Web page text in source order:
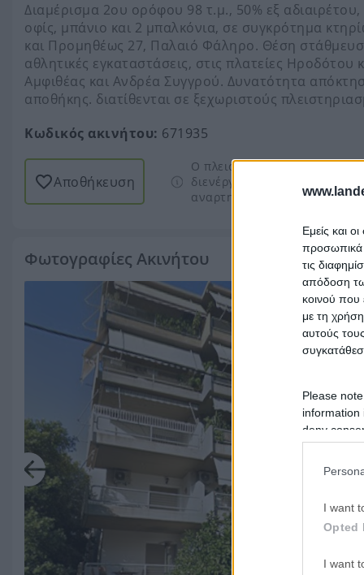
Εμείς και
προσωπικά
τις
απόδοση
κοινού που
με τη
αυτούς
Please
information
deny
in below
I want
Opted
I want
Διαμέρισμα 2ου ορόφου 98 τ.μ., 50% εξ
οφίς, μπάνιο και 2 μπαλκόνια, σε συγκρότημα
και Προμηθέως 27, Παλαιό Φάληρο. Θέση
αθλητικές εγκαταστάσεις, στις πλατείες
Αμφιθέας και Ανδρέα Συγγρού. Δυνατότητα
αποθήκης. διατίθενται σε ξεχωριστούς
Κωδικός ακινήτου: 671935
Αποθήκευση
Ο πλειστηριασμός δεν έχει
διενέργειας
αναρτηθεί.
Περισσότερα
Φωτογραφίες Ακινήτου